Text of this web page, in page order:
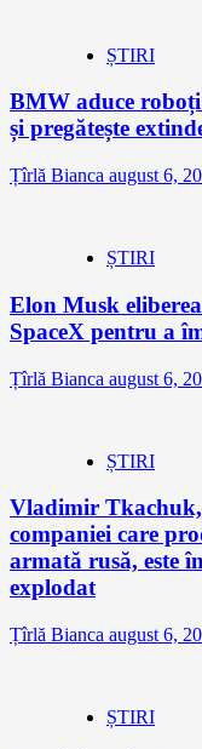
ȘTIRI
BMW aduce
și pregătește
Țîrlă Bianca august 6,
ȘTIRI
Elon Musk
SpaceX pentru a
Țîrlă Bianca august 6,
ȘTIRI
Vladimir
companiei care
armată rusă, este
explodat
Țîrlă Bianca august 6,
ȘTIRI